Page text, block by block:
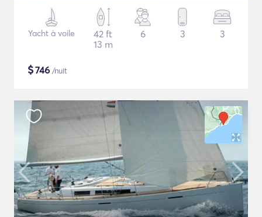
Yacht à voile
42 ft
13 m
6 3 3
$746 /nuit